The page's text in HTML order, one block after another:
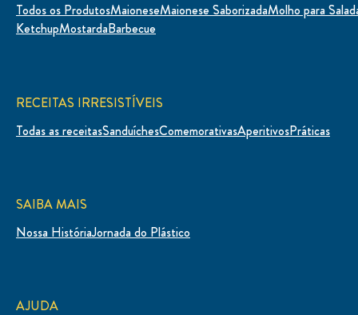
Todos os ProdutosMaioneseMaionese SaborizadaMolho para
KetchupMostardaBarbecue
RECEITAS IRRESISTÍVEIS
Todas as receitasSanduíchesComemorativasAperitivosPráticas
SAIBA MAIS
Nossa HistóriaJornada do Plástico
AJUDA